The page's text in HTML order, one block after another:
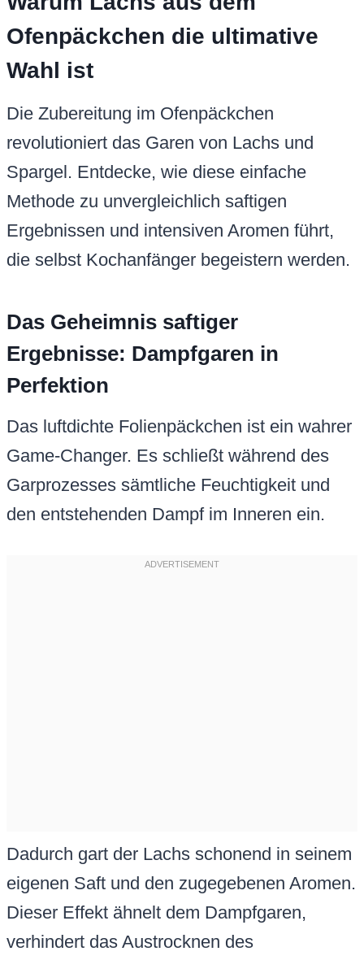
Ofenpäckchen die ultimative
Wahl ist
Die Zubereitung im Ofenpäckchen
revolutioniert das Garen von Lachs und
Spargel. Entdecke, wie diese einfache
Methode zu unvergleichlich saftigen
Ergebnissen und intensiven Aromen führt,
die selbst Kochanfänger begeistern werden.
Das Geheimnis saftiger
Ergebnisse: Dampfgaren in
Perfektion
Das luftdichte Folienpäckchen ist ein wahrer
Game-Changer. Es schließt während des
Garprozesses sämtliche Feuchtigkeit und
den entstehenden Dampf im Inneren ein.
Dadurch gart der Lachs schonend in seinem
eigenen Saft und den zugegebenen Aromen.
Dieser Effekt ähnelt dem Dampfgaren,
verhindert das Austrocknen des